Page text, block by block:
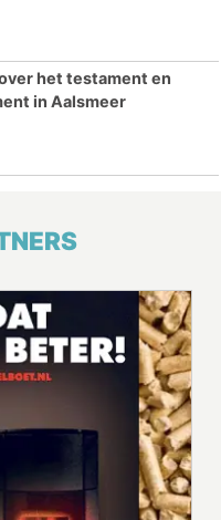
het testament en
in Aalsmeer